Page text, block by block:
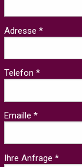
Adresse *
Telefon *
Emaille *
Ihre Anfrage *